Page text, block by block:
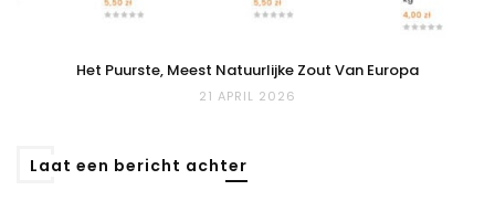
Het Puurste, Meest Natuurlijke Zout Van Europa
21 APRIL 2026
Laat een bericht achter